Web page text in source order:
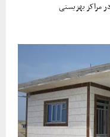
مراکز بهزیستی